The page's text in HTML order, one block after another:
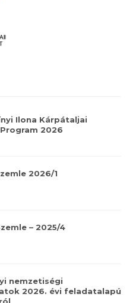
Ilona Kárpátaljai
2026
2026/1
– 2025/4
nemzetiségi
2026. évi feladatalapú